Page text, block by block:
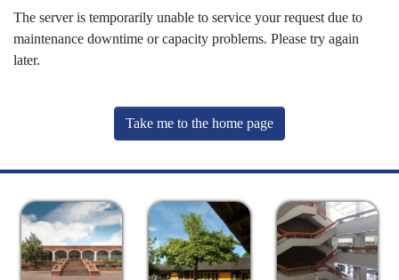
The server is temporarily unable to service your request due to
maintenance downtime or capacity problems. Please try again
later.
Take me to the home page